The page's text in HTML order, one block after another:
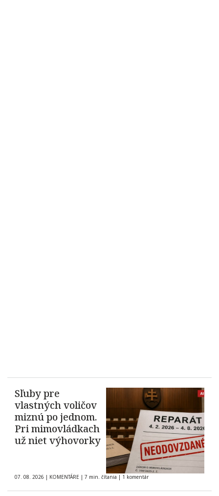
Sľuby pre
vlastných voličov
miznú po jednom.
Pri mimovládkach
už niet výhovorky
07. 08. 2026 | KOMENTÁRE | 7 min. čítania | 1 komentár